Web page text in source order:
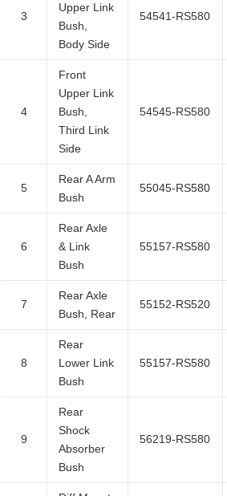
3
Upper Link
Bush,
Body Side
54541-RS580
4
Front
Upper Link
Bush,
Third Link
Side
54545-RS580
5
Rear A Arm
Bush
55045-RS580
6
Rear Axle
& Link
Bush
55157-RS580
7
Rear Axle
Bush, Rear
55152-RS520
8
Rear
Lower Link
Bush
55157-RS580
9
Rear
Shock
Absorber
Bush
56219-RS580